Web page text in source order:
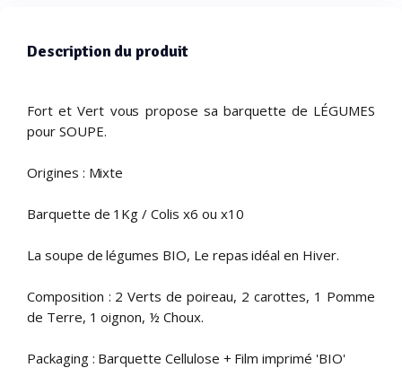
Description du produit
Fort et Vert vous propose sa barquette de LÉGUMES
pour SOUPE.
Origines : Mixte
Barquette de 1Kg / Colis x6 ou x10
La soupe de légumes BIO, Le repas idéal en Hiver.
Composition : 2 Verts de poireau, 2 carottes, 1 Pomme
de Terre, 1 oignon, ½ Choux.
Packaging : Barquette Cellulose + Film imprimé 'BIO'